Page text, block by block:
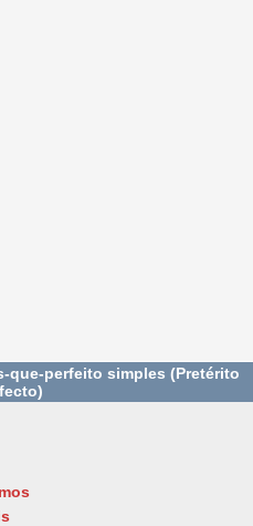
que-perfeito simples (Pretérito